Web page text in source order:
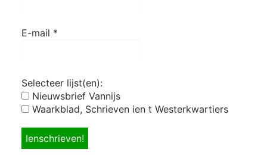
E-mail *
Selecteer lijst(en):
Nieuwsbrief Vannijs
Waarkblad, Schrieven ien t Westerkwartiers